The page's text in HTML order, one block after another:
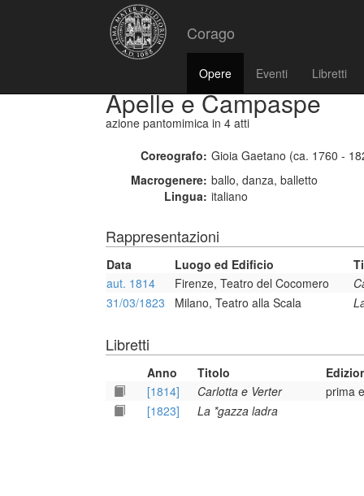
Corago
Opere Eventi Libretti
Apelle e Campaspe
azione pantomimica in 4 atti
Coreografo: Gioia Gaetano (ca. 1760 -
Macrogenere: ballo, danza, balletto
Lingua: italiano
Rappresentazioni
Data Luogo ed Edificio
aut. 1814
Firenze, Teatro del Cocomero
31/03/1823
Milano, Teatro alla Scala
Libretti
Anno Titolo
[1814]
Carlotta e Verter
prima
[1823]
La *gazza ladra